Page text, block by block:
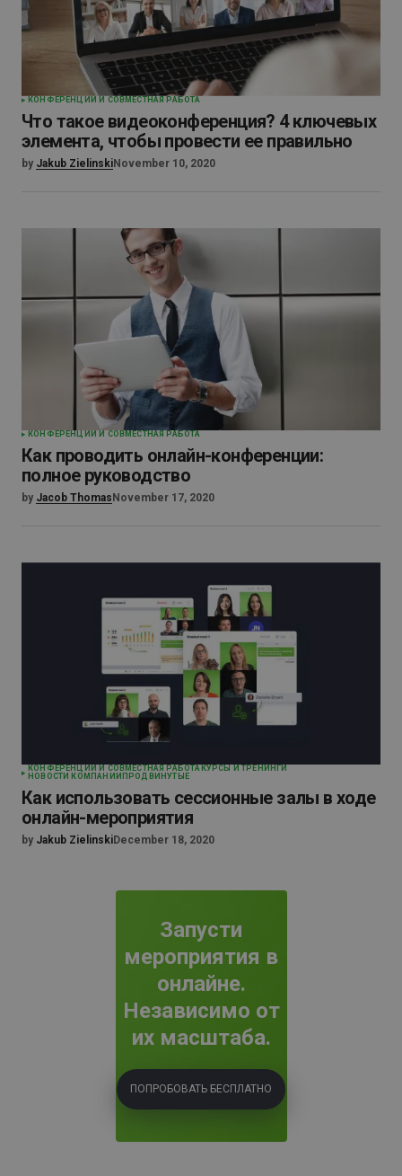
КОНФЕРЕНЦИИ И СОВМЕСТНАЯ РАБОТА
Что такое видеоконференция? 4 ключевых
элемента, чтобы провести ее правильно
by Jakub ZielinskiNovember 10, 2020
КОНФЕРЕНЦИИ И СОВМЕСТНАЯ РАБОТА
Как проводить онлайн-конференции:
полное руководство
by Jacob Thomas November 17, 2020
КОНФЕРЕНЦИИ И СОВМЕСТНАЯ РАБОТА КУРСЫ И ТРЕНИНГИ
НОВОСТИ КОМПАНИИ ПРОДВИНУТЫЕ
Как использовать сессионные залы в ходе
онлайн-мероприятия
by Jakub ZielinskiDecember 18, 2020
Запусти
мероприятия в
онлайне.
Независимо от
их масштаба.
ПОПРОБОВАТЬ БЕСПЛАТНО